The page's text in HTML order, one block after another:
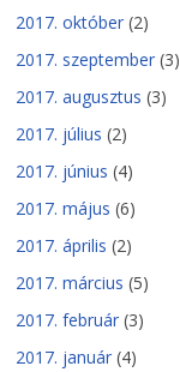
2017. október (2)
2017. szeptember (3)
2017. augusztus (3)
2017. július (2)
2017. június (4)
2017. május (6)
2017. április (2)
2017. március (5)
2017. február (3)
2017. január (4)